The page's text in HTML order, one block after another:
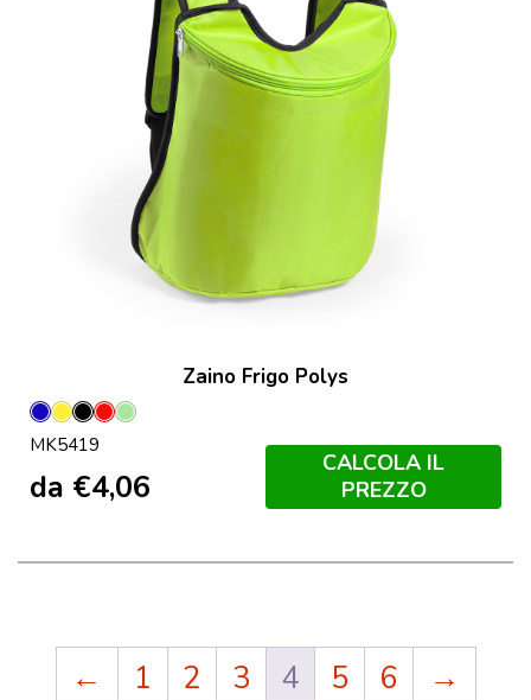
Zaino Frigo Polys
BluGiallo
Nero
RossoVerde
MK5419
da €4,06
CALCOLA IL
PREZZO
← 1 2 3 4 5 6 →